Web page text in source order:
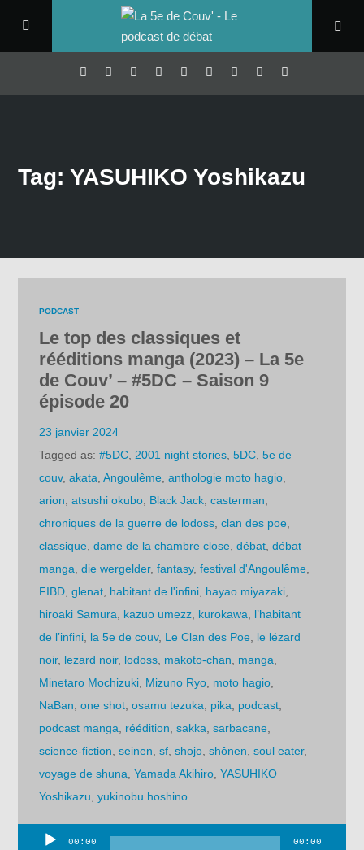
Tag: YASUHIKO Yoshikazu
PODCAST
Le top des classiques et
rééditions manga (2023) – La 5e
de Couv’ – #5DC – Saison 9
épisode 20
23 janvier 2024
Tagged as:#5DC 2001 night stories ,5DC ,5e de
couv,akata ,Angoulême ,anthologie moto hagio
arion ,atsushi okubo Black Jack ,casterman
chroniques de la guerre de lodoss ,clan des poe
classique ,dame de la chambre close ,débat ,débat
manga ,die wergelder,fantasy,festival d'Angoulême
FIBD ,glenat habitant de l'infini hayao miyazaki
hiroaki Samura
kazuo umezz kurokawa
l’habitant
de l’infini la 5e de couv, Le Clan des Poe le lézard
noir, lezard noir, lodoss makoto-chan manga
Minetaro Mochizuki Mizuno Ryo moto hagio
NaBan ,one shot ,osamu tezuka pika podcast
podcast manga
réédition ,sakka ,sarbacane
science-fiction ,seinen ,sf ,shojo ,shônen ,soul eater,
voyage de shuna ,Yamada Akihiro ,YASUHIKO
Yoshikazu ,yukinobu hoshino
00:00 00:00